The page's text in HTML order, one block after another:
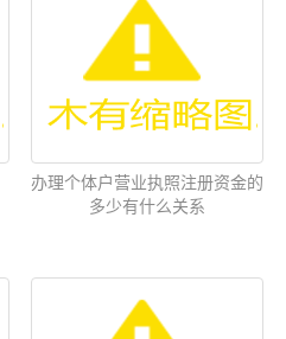
办理个体户营业执照注册资金的
多少有什么关系